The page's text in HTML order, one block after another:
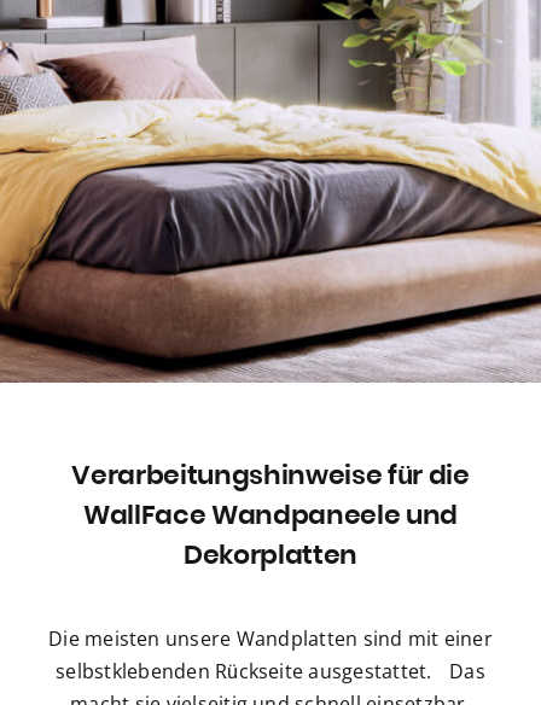
Verarbeitungshinweise für die
WallFace Wandpaneele und
Dekorplatten
Die meisten unsere Wandplatten sind mit einer
selbstklebenden Rückseite ausgestattet. Das